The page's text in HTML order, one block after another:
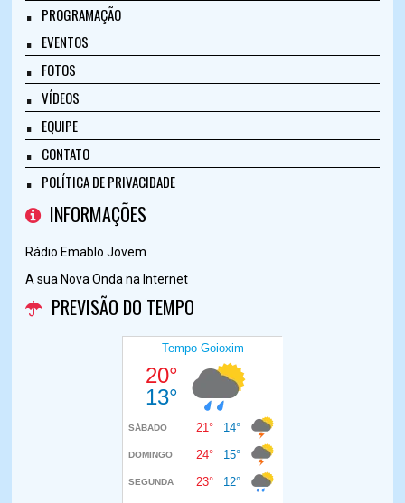
PROGRAMAÇÃO
EVENTOS
FOTOS
VÍDEOS
EQUIPE
CONTATO
POLÍTICA DE PRIVACIDADE
INFORMAÇÕES
Rádio Emablo Jovem
A sua Nova Onda na Internet
PREVISÃO DO TEMPO